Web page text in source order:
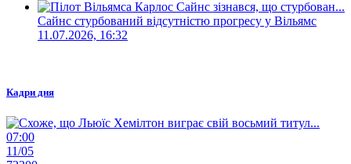
Сайнс стурбований відсутністю прогресу у Вільямс
11.07.2026, 16:32
Кадри дня
07:00
11/05